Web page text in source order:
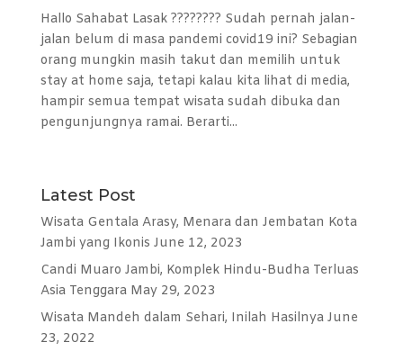
Hallo Sahabat Lasak ???????? Sudah pernah jalan-
jalan belum di masa pandemi covid19 ini? Sebagian
orang mungkin masih takut dan memilih untuk
stay at home saja, tetapi kalau kita lihat di media,
hampir semua tempat wisata sudah dibuka dan
pengunjungnya ramai. Berarti...
Latest Post
Wisata Gentala Arasy, Menara dan Jembatan Kota
Jambi yang Ikonis June 12, 2023
Candi Muaro Jambi, Komplek Hindu-Budha Terluas
Asia Tenggara May 29, 2023
Wisata Mandeh dalam Sehari, Inilah Hasilnya June
23, 2022